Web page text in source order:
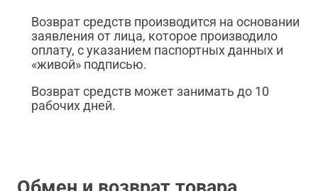
Возврат средств производится на основании
заявления от лица, которое производило
оплату, с указанием паспортных данных и
«живой» подписью.
Возврат средств может занимать до 10
рабочих дней.